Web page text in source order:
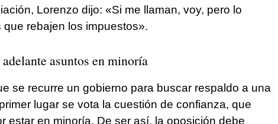
Lorenzo dijo: «Si me llaman, voy, pero lo
rebajen los impuestos».
asuntos en minoría
se recurre un gobierno para buscar respaldo a una
lugar se vota la cuestión de confianza, que
estar en minoría. De ser así, la oposición debe